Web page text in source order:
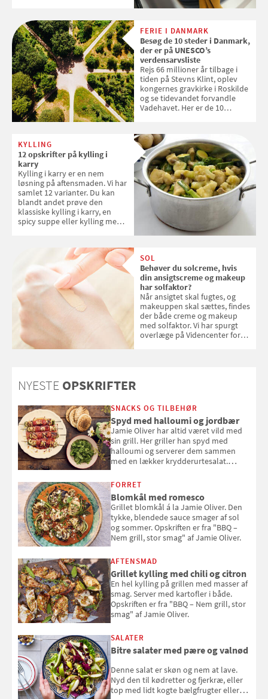
enkle råd til at spare penge på
tøjvasken
FERIE I DANMARK
Besøg de 10 steder i Danmark,
der er på UNESCO’s
verdensarvsliste
Rejs 66 millioner år tilbage i
tiden på Stevns Klint, oplev
kongernes gravkirke i Roskilde
og se tidevandet forvandle
Vadehavet. Her er de 10
KYLLING
12 opskrifter på kylling i
karry
Kylling i karry er en nem
løsning på aftensmaden. Vi har
samlet 12 varianter. Du kan
blandt andet prøve den
klassiske kylling i karry, en
spicy suppe eller kylling med
SOL
Behøver du solcreme, hvis
din ansigtscreme og makeup
har solfaktor?
Når ansigtet skal fugtes, og
makeuppen skal sættes, findes
der både creme og makeup
med solfaktor. Vi har spurgt
overlæge på Videncenter for
NYESTE OPSKRIFTER
SNACKS OG TILBEHØR
Spyd med halloumi og jordbær
Jamie Oliver har altid været vild med
sin grill. Her griller han spyd med
halloumi og serverer dem sammen
med en lækker krydderurtesalat.
smag" af Jamie Oliver.
FORRET
Blomkål med romesco
Grillet blomkål á la Jamie Oliver. Den
tykke, blendede sauce smager af sol
og sommer. Opskriften er fra "BBQ –
Nem grill, stor smag" af Jamie Oliver.
AFTENSMAD
Grillet kylling med chili og citron
En hel kylling på grillen med masser af
smag. Server med kartofler i både.
Opskriften er fra "BBQ – Nem grill, stor
smag" af Jamie Oliver.
SALATER
Bitre salater med pære og valnød
Denne salat er skøn og nem at lave.
Nyd den til kødretter og fjerkræ, eller
top med lidt kogte bælgfrugter eller